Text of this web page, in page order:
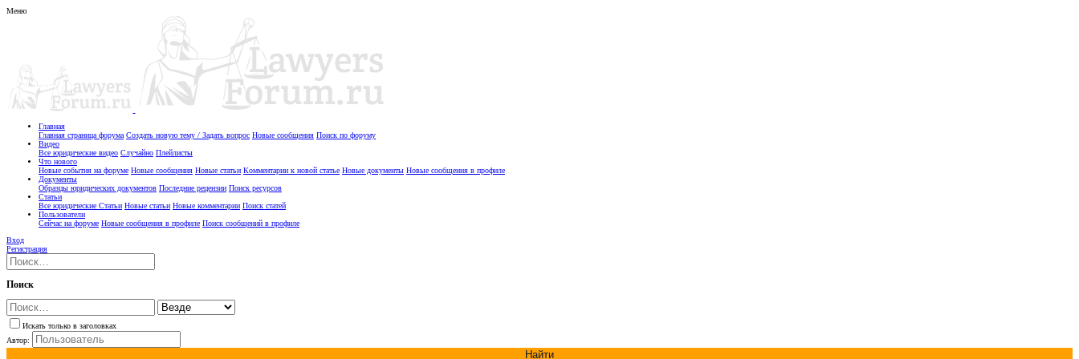
Меню
Главная
Главная страница форума Создать новую тему / Задать вопрос Новые сообщения Поиск по форуму
Видео
Все юридические видео Случайно Плейлисты
Что нового
Новые события на форуме Новые сообщения Новые статьи Комментарии к новой статье Новые документы Новые сообщения в профиле
Документы
Образцы юридических документов Последние рецензии Поиск ресурсов
Статьи
Все юридические Статьи Новые статьи Новые комментарии Поиск статей
Пользователи
Сейчас на форуме Новые сообщения в профиле Поиск сообщений в профиле
Вход
Регистрация
Поиск
Искать только в заголовках
Автор:
Найти